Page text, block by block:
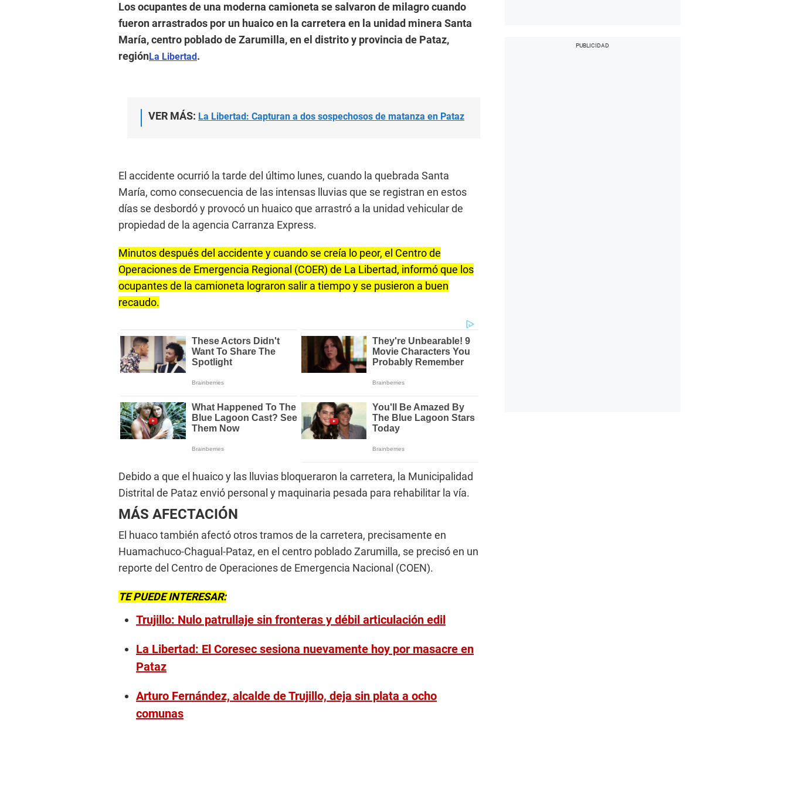
Los ocupantes de una moderna camioneta se salvaron de milagro cuando
fueron arrastrados por un huaico en la carretera en la unidad minera Santa
María, centro poblado de Zarumilla, en el distrito y provincia de Pataz,
regiónLa Libertad .
VER MÁS: La Libertad: Capturan a dos sospechosos de matanza en Pataz
El accidente ocurrió la tarde del último lunes, cuando la quebrada Santa
María, como consecuencia de las intensas lluvias que se registran en estos
días se desbordó y provocó un huaico que arrastró a la unidad vehicular de
propiedad de la agencia Carranza Express.
Minutos después del accidente y cuando se creía lo peor, el Centro de
Operaciones de Emergencia Regional (COER) de La Libertad, informó que los
ocupantes de la camioneta lograron salir a tiempo y se pusieron a buen
recaudo.
Debido a que el huaico y las lluvias bloqueraron la carretera, la Municipalidad
Distrital de Pataz envió personal y maquinaria pesada para rehabilitar la vía.
MÁS AFECTACIÓN
El huaco también afectó otros tramos de la carretera, precisamente en
Huamachuco-Chagual-Pataz, en el centro poblado Zarumilla, se precisó en un
reporte del Centro de Operaciones de Emergencia Nacional (COEN).
TE PUEDE INTERESAR:
Trujillo: Nulo patrullaje sin fronteras y débil articulación edil
La Libertad: El Coresec sesiona nuevamente hoy por masacre en
Pataz
Arturo Fernández, alcalde de Trujillo, deja sin plata a ocho
comunas